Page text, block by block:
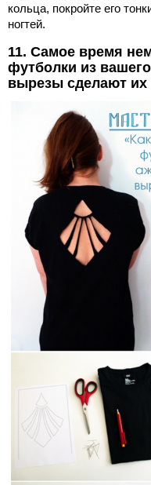
кольца, покройте его
ногтей.
11. Самое время
футболки из
вырезы сделают